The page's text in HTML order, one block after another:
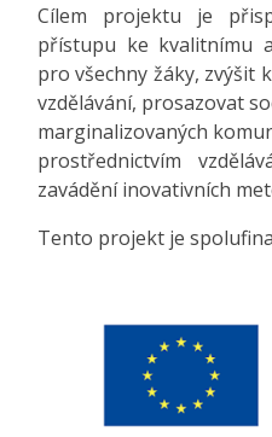
Cílem projektu je
přístupu ke kvalitnímu
pro všechny žáky, zvýšit
vzdělávání, prosazovat
marginalizovaných
prostřednictvím
zavádění inovativních
Tento projekt je